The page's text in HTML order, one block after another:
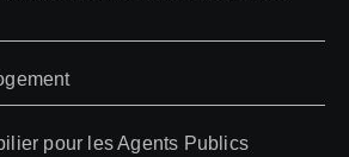
pour les Agents Publics